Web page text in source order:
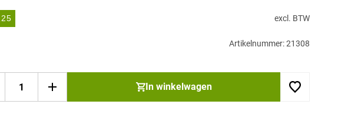
excl. BTW
Artikelnummer: 21308
In winkelwagen